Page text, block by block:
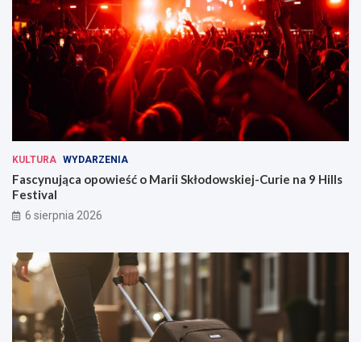
KULTURA WYDARZENIA
Fascynująca opowieść o Marii Skłodowskiej-Curie na 9 Hills
Festival
6 sierpnia 2026